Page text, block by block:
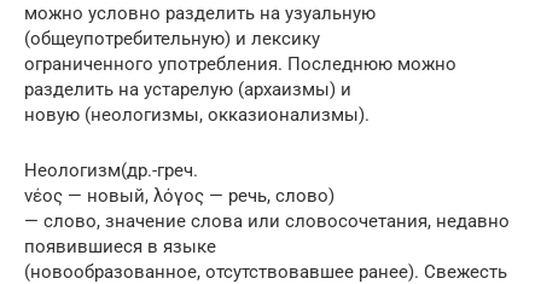
можно условно разделить на узуальную
(общеупотребительную) и лексику
ограниченного употребления. Последнюю можно
разделить на устарелую (архаизмы) и
новую (неологизмы, окказионализмы).
Неологизм(др.-греч.
νέος — новый, λόγος — речь, слово)
— слово, значение слова или словосочетания, недавно
появившиеся в языке
(новообразованное, отсутствовавшее ранее). Свежесть